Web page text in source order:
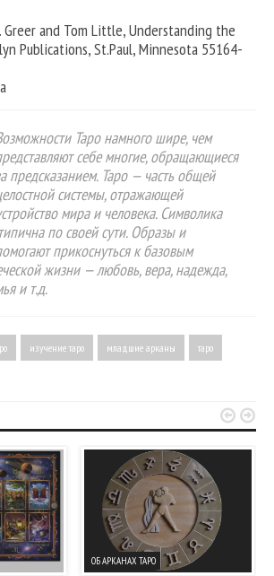
Greer and Tom Little, Understanding the
Publications, St.Paul, Minnesota 55164-
Таро намного шире, чем
себе многие, обращающиеся
предсказанием. Таро — часть общей
системы, отражающей
мира и человека. Символика
по своей сути. Образы и
прикоснуться к базовым
жизни — любовь, вера, надежда,
и т.д.
изучение таро младшие арканы таро
ОБ АРКАНАХ ТАРО
 